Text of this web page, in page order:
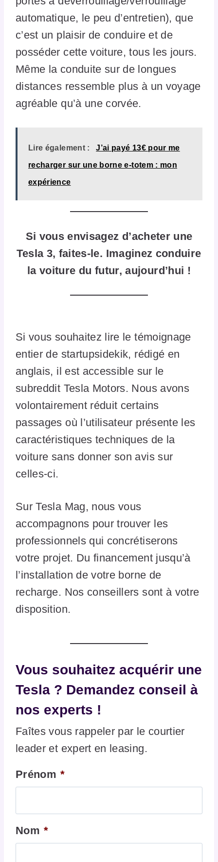
automatique, le peu d’entretien), que
c’est un plaisir de conduire et de
posséder cette voiture, tous les jours.
Même la conduite sur de longues
distances ressemble plus à un voyage
agréable qu’à une corvée.
Lire également : J’ai payé 13€ pour me
recharger sur une borne e-totem : mon
expérience
Si vous envisagez d’acheter une
Tesla 3, faites-le. Imaginez conduire
la voiture du futur, aujourd’hui !
Si vous souhaitez lire le témoignage
entier de startupsidekik, rédigé en
anglais, il est accessible sur le
subreddit Tesla Motors. Nous avons
volontairement réduit certains
passages où l’utilisateur présente les
caractéristiques techniques de la
voiture sans donner son avis sur
celles-ci.
Sur Tesla Mag, nous vous
accompagnons pour trouver les
professionnels qui concrétiserons
votre projet. Du financement jusqu’à
l’installation de votre borne de
recharge. Nos conseillers sont à votre
disposition.
Vous souhaitez acquérir une
Tesla ? Demandez conseil à
nos experts !
Faîtes vous rappeler par le courtier
leader et expert en leasing.
Prénom *
Nom *